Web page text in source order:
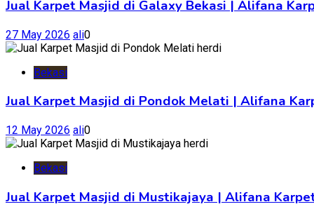
Jual Karpet Masjid di Galaxy Bekasi | Alifana
27 May 2026 ali0
Bekasi
Jual Karpet Masjid di Pondok Melati | Alifana
12 May 2026 ali0
Bekasi
Jual Karpet Masjid di Mustikajaya | Alifana